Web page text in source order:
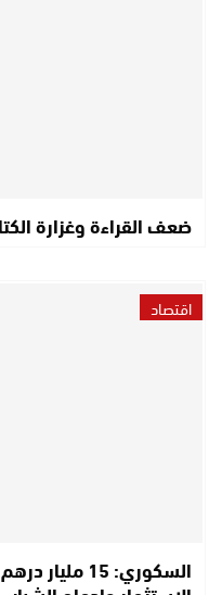
ضعف القراءة وغزارة
اقتصاد
السكوري: 15